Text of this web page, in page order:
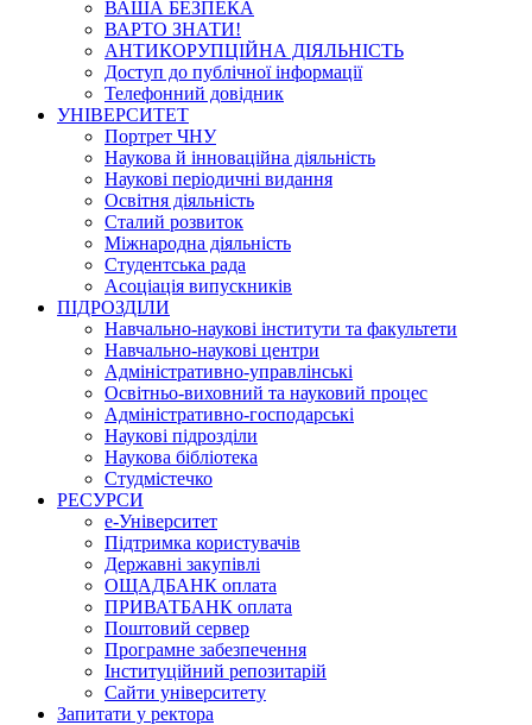
ВАША БЕЗПЕКА
ВАРТО ЗНАТИ!
АНТИКОРУПЦІЙНА ДІЯЛЬНІСТЬ
Доступ до публічної інформації
Телефонний довідник
УНІВЕРСИТЕТ
Портрет ЧНУ
Наукова й інноваційна діяльність
Наукові періодичні видання
Освітня діяльність
Сталий розвиток
Міжнародна діяльність
Студентська рада
Асоціація випускників
ПІДРОЗДІЛИ
Навчально-наукові інститути та факультети
Навчально-наукові центри
Адміністративно-управлінські
Освітньо-виховний та науковий процес
Адміністративно-господарські
Наукові підрозділи
Наукова бібліотека
Студмістечко
РЕСУРСИ
е-Університет
Підтримка користувачів
Державні закупівлі
ОЩАДБАНК оплата
ПРИВАТБАНК оплата
Поштовий сервер
Програмне забезпечення
Інституційний репозитарій
Сайти університету
Запитати у ректора